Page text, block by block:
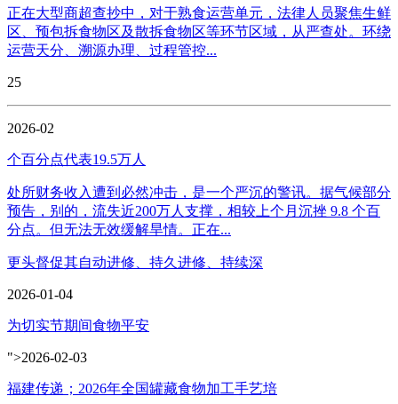
正在大型商超查抄中，对于熟食运营单元，法律人员聚焦生鲜
区、预包拆食物区及散拆食物区等环节区域，从严查处。环绕
运营天分、溯源办理、过程管控...
25
2026-02
个百分点代表19.5万人
处所财务收入遭到必然冲击，是一个严沉的警讯。据气候部分
预告，别的，流失近200万人支撑，相较上个月沉挫 9.8 个百
分点。但无法无效缓解旱情。正在...
更头督促其自动进修、持久进修、持续深
2026-01-04
为切实节期间食物平安
">2026-02-03
福建传递；2026年全国罐藏食物加工手艺培